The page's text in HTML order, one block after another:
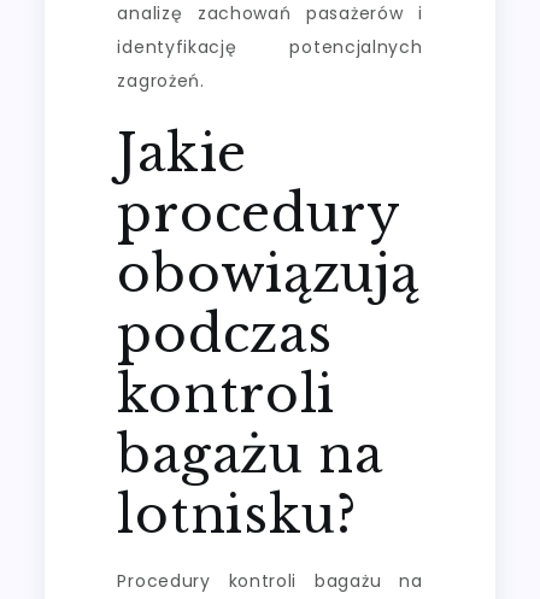
analizę zachowań pasażerów i
identyfikację potencjalnych
zagrożeń.
Jakie
procedury
obowiązują
podczas
kontroli
bagażu na
lotnisku?
Procedury kontroli bagażu na